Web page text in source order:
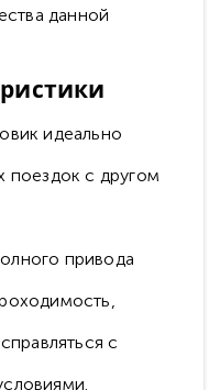
данной
идеально
поездок с другом
привода
с